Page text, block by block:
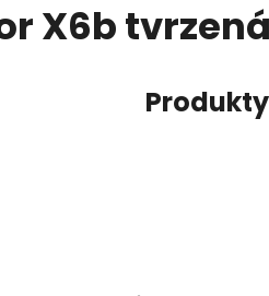
X6b
Doporučujeme